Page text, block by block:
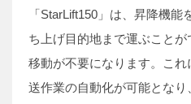
「StarLift150」は、昇降機
ち上げ目的地まで運ぶこと
移動が不要になります。こ
送作業の自動化が可能とな